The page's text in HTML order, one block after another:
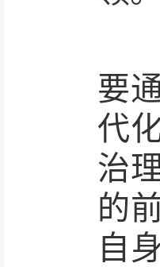
历
要
代
治
的
自